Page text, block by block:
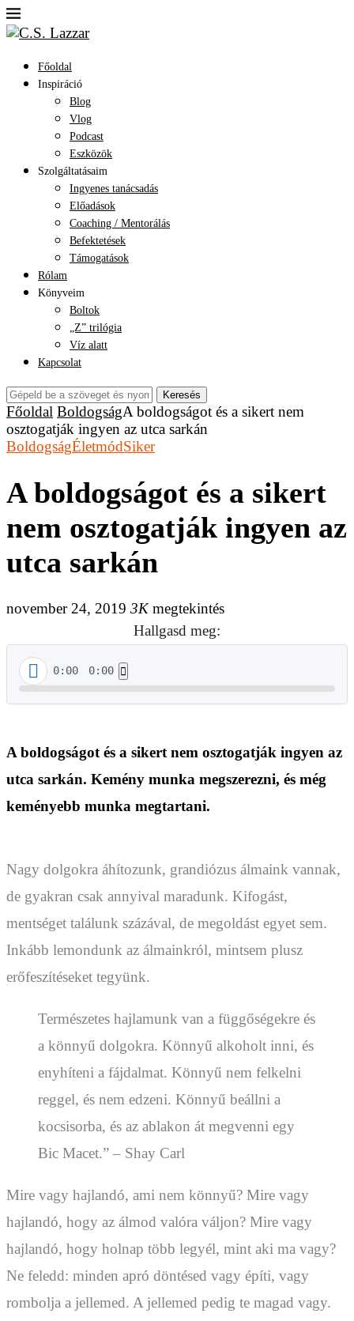
Főoldal
Inspiráció
Blog
Vlog
Podcast
Eszközök
Szolgáltatásaim
Ingyenes tanácsadás
Előadások
Coaching / Mentorálás
Befektetések
Támogatások
Rólam
Könyveim
Boltok
„Z” trilógia
Víz alatt
Kapcsolat
Keresés
Főoldal BoldogságA boldogságot és a sikert nem
osztogatják ingyen az utca sarkán
BoldogságÉletmódSiker
A boldogságot és a sikert
nem osztogatják ingyen az
utca sarkán
november 24, 2019 3Kmegtekintés
Hallgasd meg:
0:00 0:00
A boldogságot és a sikert nem osztogatják ingyen az
utca sarkán. Kemény munka megszerezni, és még
keményebb munka megtartani.
Nagy dolgokra áhítozunk, grandiózus álmaink vannak,
de gyakran csak annyival maradunk. Kifogást,
mentséget találunk százával, de megoldást egyet sem.
Inkább lemondunk az álmainkról, mintsem plusz
erőfeszítéseket tegyünk.
Természetes hajlamunk van a függőségekre és
a könnyű dolgokra. Könnyű alkoholt inni, és
enyhíteni a fájdalmat. Könnyű nem felkelni
reggel, és nem edzeni. Könnyű beállni a
kocsisorba, és az ablakon át megvenni egy
Bic Macet.” – Shay Carl
Mire vagy hajlandó, ami nem könnyű? Mire vagy
hajlandó, hogy az álmod valóra váljon? Mire vagy
hajlandó, hogy holnap több legyél, mint aki ma vagy?
Ne feledd: minden apró döntésed vagy építi, vagy
rombolja a jellemed. A jellemed pedig te magad vagy.